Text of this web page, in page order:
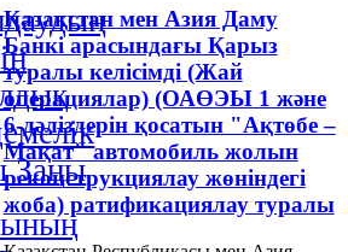
Заңы
Қазақстан мен Азия Даму
Банкі арасындағы Қарыз
туралы келісімді (Жай
операциялар) (ОАӨЭЫ 1 және
6-дәліздерін қосатын "Ақтөбе –
Мақат" автомобиль жолын
реконструкциялау жөніндегі
жоба) ратификациялау туралы